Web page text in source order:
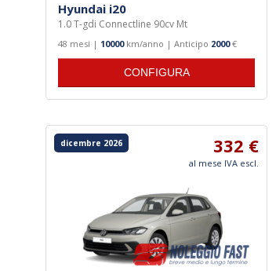
Hyundai i20
1.0 T-gdi Connectline 90cv Mt
48 mesi | 10000km/anno | Anticipo 2000€
CONFIGURA
dicembre 2026 332 €
al mese IVA escl.